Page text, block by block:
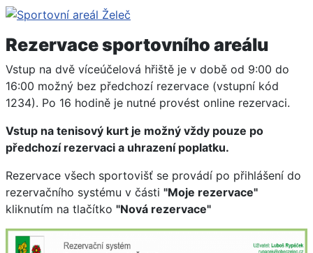
Rezervace sportovního areálu
Vstup na dvě víceúčelová hřiště je v době od 9:00 do
16:00 možný bez předchozí rezervace (vstupní kód
1234). Po 16 hodině je nutné provést online rezervaci.
Vstup na tenisový kurt je možný vždy pouze po
předchozí rezervaci a uhrazení poplatku.
Rezervace všech sportovišť se provádí po přihlášení do
rezervačního systému v části "Moje rezervace"
kliknutím na tlačítko "Nová rezervace"